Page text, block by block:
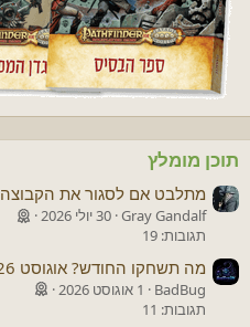
תוכן מומלץ
מתלבט אם לסגור את הקבוצה
Gray Gandalf 30 יולי 2026
תגובות: 19
מה תשחקו החודש? אוגוסט 2026
BadBug
1 אוגוסט 2026
תגובות: 11